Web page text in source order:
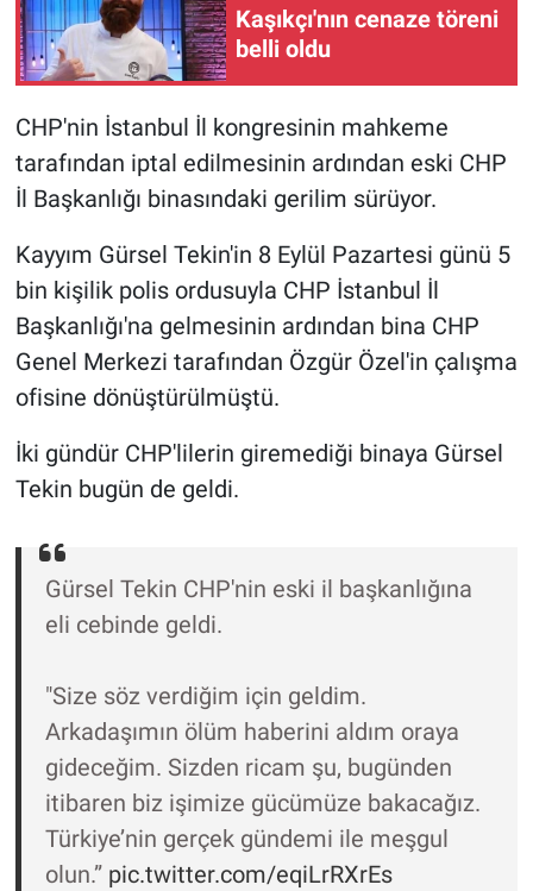
Kaşıkçı'nın cenaze töreni
belli oldu
CHP'nin İstanbul İl kongresinin mahkeme
tarafından iptal edilmesinin ardından eski CHP
İl Başkanlığı binasındaki gerilim sürüyor.
Kayyım Gürsel Tekin'in 8 Eylül Pazartesi günü 5
bin kişilik polis ordusuyla CHP İstanbul İl
Başkanlığı'na gelmesinin ardından bina CHP
Genel Merkezi tarafından Özgür Özel'in çalışma
ofisine dönüştürülmüştü.
İki gündür CHP'lilerin giremediği binaya Gürsel
Tekin bugün de geldi.
Gürsel Tekin CHP'nin eski il başkanlığına
eli cebinde geldi.
"Size söz verdiğim için geldim.
Arkadaşımın ölüm haberini aldım oraya
gideceğim. Sizden ricam şu, bugünden
itibaren biz işimize gücümüze bakacağız.
Türkiye’nin gerçek gündemi ile meşgul
olun.” pic.twitter.com/eqiLrRXrEs
Gündem Özel
Günün görüntüsü
Haber
Kimdir
Koronavirüs
Ne demişti
Nedir
Popüler
Sağlık
Spor
Teknoloji